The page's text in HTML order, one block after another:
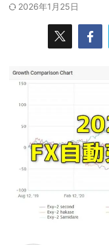
2026年1月25日